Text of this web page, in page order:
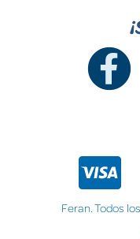
Feran. Todos